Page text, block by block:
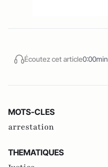
Écoutez cet article0:00min
MOTS-CLES
arrestation
THEMATIQUES